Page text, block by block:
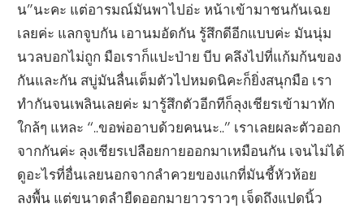
น”นะคะ แต่อารมณ์มันพาไปอ่ะ หน้าเข้ามาชนกันเฉย
เลยค่ะ แลกจูบกัน เอานมอัดกัน รู้สึกดีอีกแบบค่ะ มันนุ่ม
นวลบอกไม่ถูก มือเราก็แปะป่าย บีบ คลึงไปที่แก้มก้นของ
กันและกัน สบู่มันลื่นเต็มตัวไปหมดนิคะก็ยิ่งสนุกมือ เรา
ทำกันจนเพลินเลยค่ะ มารู้สึกตัวอีกทีก็ลุงเชียรเข้ามาทัก
ใกล้ๆ แหละ “..ขอพ่ออาบด้วยคนนะ..” เราเลยผละตัวออก
จากกันค่ะ ลุงเชียรเปลือยกายออกมาเหมือนกัน เจนไม่ได้
ดูอะไรที่อื่นเลยนอกจากลำควยของแกที่มันชี้หัวห้อย
ลงพื้น แต่ขนาดลำยืดออกมายาวราวๆ เจ็ดถึงแปดนิ้ว